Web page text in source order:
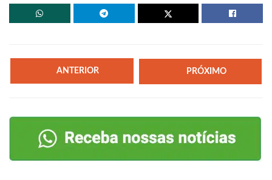
ANTERIOR PRÓXIMO